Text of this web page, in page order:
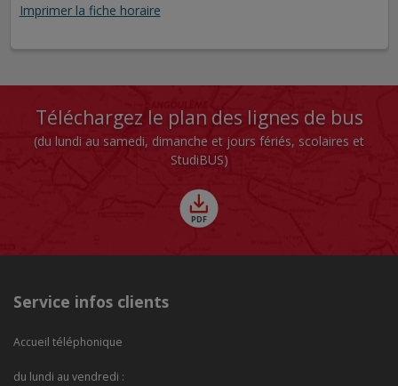
Imprimer la fiche horaire
Téléchargez le plan des lignes de bus
(du lundi au samedi, dimanche et jours fériés, scolaires et
StudiBUS)
Service infos clients
Accueil téléphonique
du lundi au vendredi :